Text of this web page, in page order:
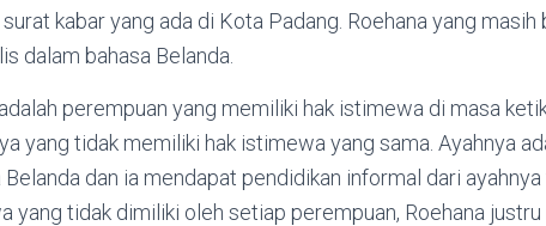
kabar yang ada di Kota Padang. Roehana yang masih
dalam bahasa Belanda.
perempuan yang memiliki hak istimewa di masa
yang tidak memiliki hak istimewa yang sama. Ayahnya
dan ia mendapat pendidikan informal dari
yang tidak dimiliki oleh setiap perempuan, Roehana